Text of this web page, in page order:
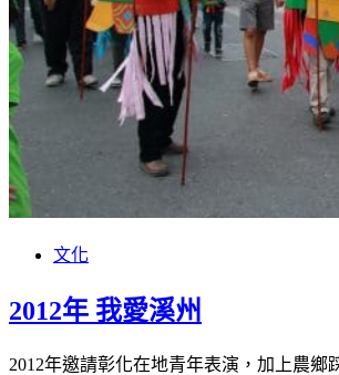
文化
2012年 我愛溪州
2012年邀請彰化在地青年表演，加上農鄉